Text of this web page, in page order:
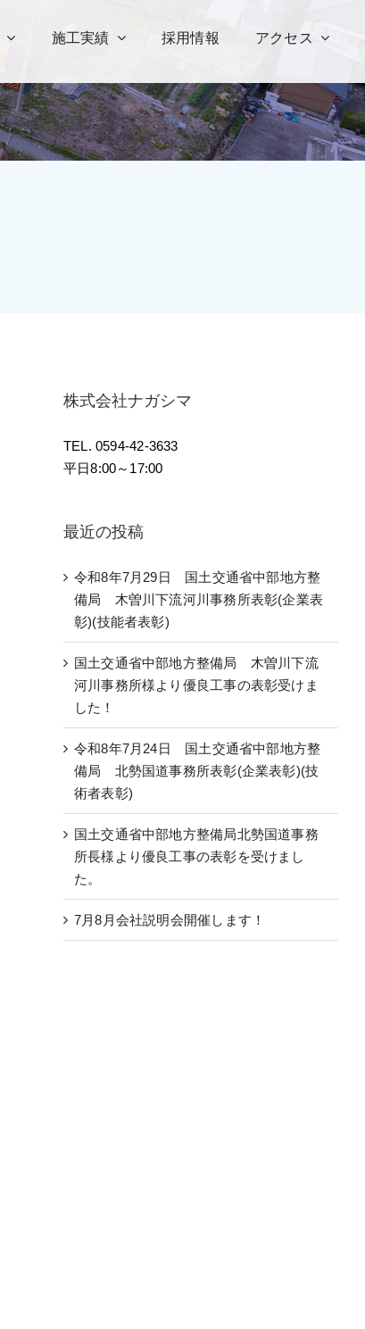
施工実績 採用情報 アクセス
株式会社ナガシマ
TEL. 0594-42-3633
平日8:00～17:00
最近の投稿
令和8年7月29日 国土交通省中部地方整
備局 木曽川下流河川事務所表彰(企業表
彰)(技能者表彰)
国土交通省中部地方整備局 木曽川下流
河川事務所様より優良工事の表彰受けま
した！
令和8年7月24日 国土交通省中部地方整
備局 北勢国道事務所表彰(企業表彰)(技
術者表彰)
国土交通省中部地方整備局北勢国道事務
所長様より優良工事の表彰を受けまし
た。
7月8月会社説明会開催します！